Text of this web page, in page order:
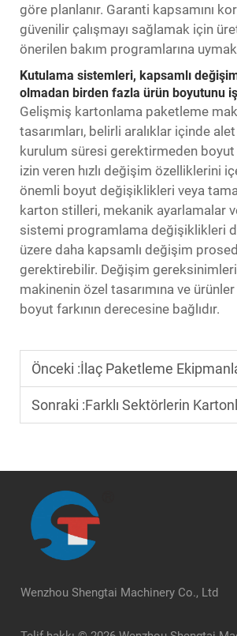
göre planlanır. Garanti kapsamını
güvenilir çalışmayı sağlamak için
önerilen bakım programlarına
Kutulama sistemleri, kapsamlı
olmadan birden fazla ürün boyutunu
Gelişmiş kartonlama paketleme
tasarımları, belirli aralıklar içinde
kurulum süresi gerektirmeden boyut
izin veren hızlı değişim özelliklerini
önemli boyut değişiklikleri veya
karton stilleri, mekanik ayarlamalar
sistemi programlama değişiklikleri
üzere daha kapsamlı değişim
gerektirebilir. Değişim
makinenin özel tasarımına ve
boyut farkının derecesine bağlıdır.
Önceki :İlaç Paketleme Ekipmanları Nasıl İnsani
Sonraki :Farklı Sektörlerin Kartonlama Makinelerine Yönelik
Wenzhou Shengtai Machinery Co., Ltd